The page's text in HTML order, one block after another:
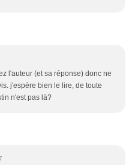
l'auteur (et sa réponse) donc ne
j'espère bien le lire, de toute
n'est pas là?